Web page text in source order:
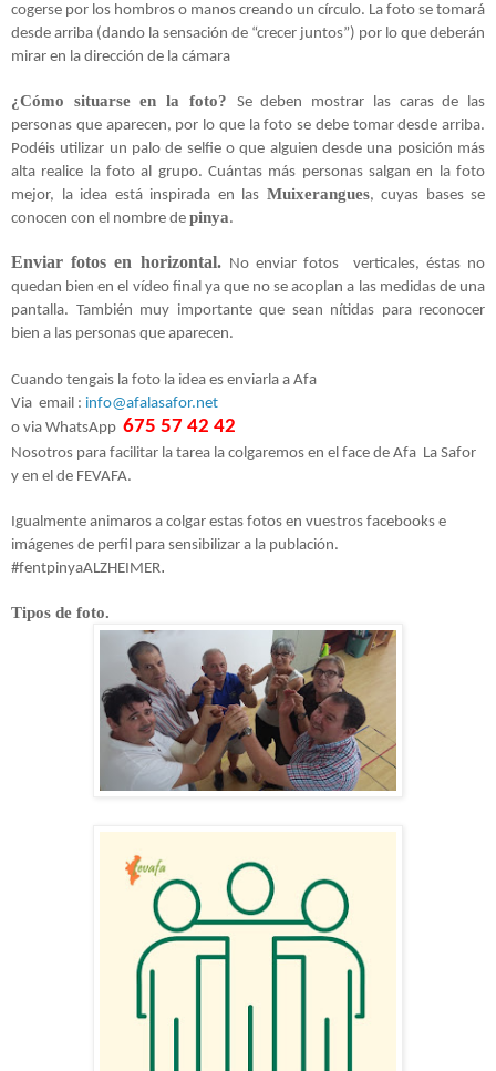
cogerse por los hombros o manos creando un círculo. La foto se tomará
desde arriba (dando la sensación de “crecer juntos”) por lo que deberán
mirar en la dirección de la cámara
¿Cómo situarse en la foto? Se deben mostrar las caras de las
personas que aparecen, por lo que la foto se debe tomar desde arriba.
Podéis utilizar un palo de selfie o que alguien desde una posición más
alta realice la foto al grupo. Cuántas más personas salgan en la foto
mejor, la idea está inspirada en las Muixerangues, cuyas bases se
conocen con el nombre de pinya.
Enviar fotos en horizontal. No enviar fotos verticales, éstas no
quedan bien en el vídeo final ya que no se acoplan a las medidas de una
pantalla. También muy importante que sean nítidas para reconocer
bien a las personas que aparecen.
Cuando tengais la foto la idea es enviarla a Afa
Via email : info@afalasafor.net
o via WhatsApp 675 57 42 42
Nosotros para facilitar la tarea la colgaremos en el face de Afa La Safor
y en el de FEVAFA.
Igualmente animaros a colgar estas fotos en vuestros facebooks e
imágenes de perfil para sensibilizar a la publación.
#fentpinyaALZHEIMER.
Tipos de foto.